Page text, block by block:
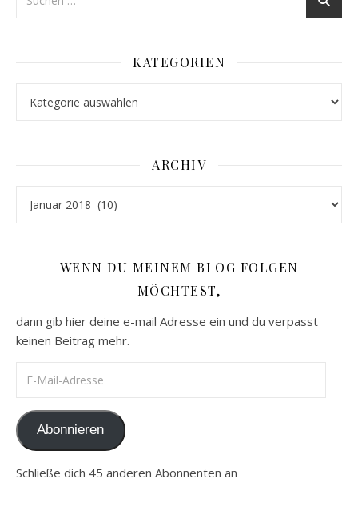
KATEGORIEN
ARCHIV
WENN DU MEINEM BLOG FOLGEN
MÖCHTEST,
dann gib hier deine e-mail Adresse ein und du verpasst
keinen Beitrag mehr.
Abonnieren
Schließe dich 45 anderen Abonnenten an